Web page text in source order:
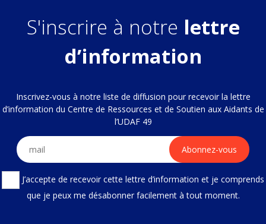
S'inscrire à notre lettre
d’information
Inscrivez-vous à notre liste de diffusion pour recevoir la lettre
d’information du Centre de Ressources et de Soutien aux Aidants de
l’UDAF 49
J’accepte de recevoir cette lettre d’information et je comprends
que je peux me désabonner facilement à tout moment.